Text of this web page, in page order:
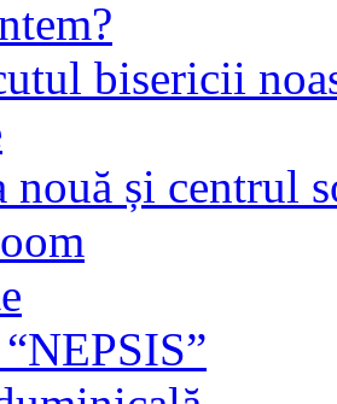
bisericii
nouă și centrul